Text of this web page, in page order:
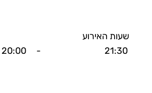
שעות האירוע
21:30
-
20:00